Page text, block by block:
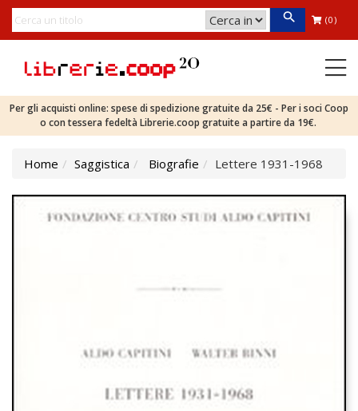
(0)
Per gli acquisti online: spese di spedizione gratuite da 25€ - Per i soci Coop
o con tessera fedeltà Librerie.coop gratuite a partire da 19€.
Home Saggistica Biografie Lettere 1931-1968